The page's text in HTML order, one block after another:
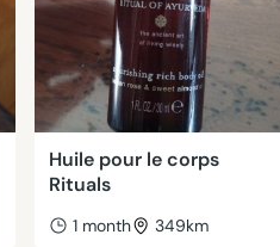
Huile pour le corps
Rituals
1 month 349km